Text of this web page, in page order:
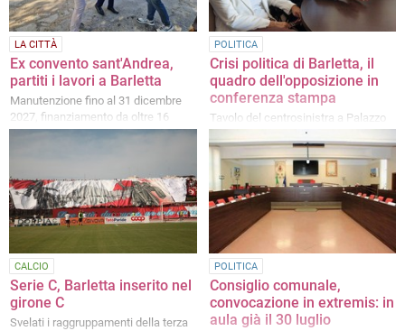
LA CITTÀ
Ex convento sant'Andrea,
partiti i lavori a Barletta
Manutenzione fino al 31 dicembre
2027, finanziamento da oltre 16
milioni di euro
POLITICA
Crisi politica di Barletta, il
quadro dell'opposizione in
conferenza stampa
Tavolo del centrosinistra a Palazzo
di Città, le parole di Bruno e Doronzo
CALCIO
Serie C, Barletta inserito nel
girone C
Svelati i raggruppamenti della terza
POLITICA
Consiglio comunale,
convocazione in extremis: in
aula già il 30 luglio